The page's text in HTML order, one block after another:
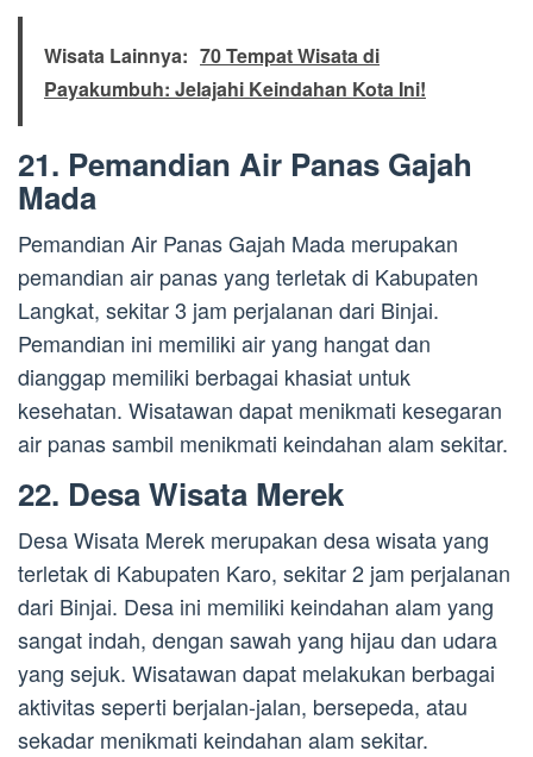
Wisata Lainnya: 70 Tempat Wisata di
Payakumbuh: Jelajahi Keindahan Kota Ini!
21. Pemandian Air Panas Gajah
Mada
Pemandian Air Panas Gajah Mada merupakan
pemandian air panas yang terletak di Kabupaten
Langkat, sekitar 3 jam perjalanan dari Binjai.
Pemandian ini memiliki air yang hangat dan
dianggap memiliki berbagai khasiat untuk
kesehatan. Wisatawan dapat menikmati kesegaran
air panas sambil menikmati keindahan alam sekitar.
22. Desa Wisata Merek
Desa Wisata Merek merupakan desa wisata yang
terletak di Kabupaten Karo, sekitar 2 jam perjalanan
dari Binjai. Desa ini memiliki keindahan alam yang
sangat indah, dengan sawah yang hijau dan udara
yang sejuk. Wisatawan dapat melakukan berbagai
aktivitas seperti berjalan-jalan, bersepeda, atau
sekadar menikmati keindahan alam sekitar.